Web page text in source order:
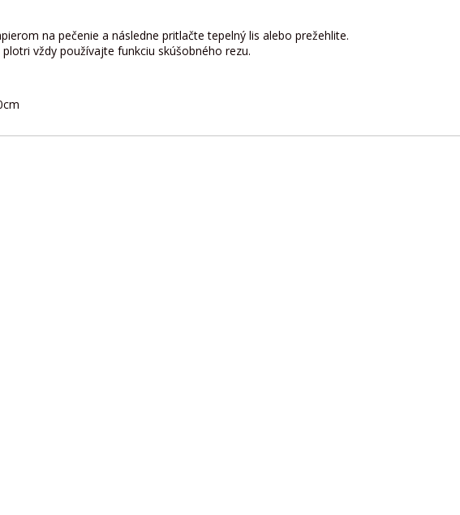
na pečenie a následne pritlačte tepelný lis alebo prežehlite.
vždy používajte funkciu skúšobného rezu.